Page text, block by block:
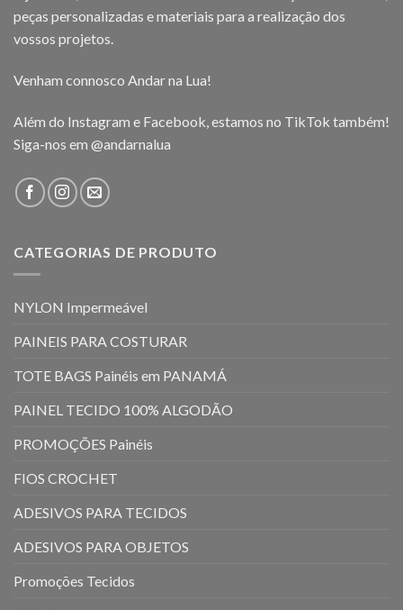
peças personalizadas e materiais para a realização dos
vossos projetos.
Venham connosco Andar na Lua!
Além do Instagram e Facebook, estamos no TikTok também!
Siga-nos em @andarnalua
CATEGORIAS DE PRODUTO
NYLON Impermeável
PAINEIS PARA COSTURAR
TOTE BAGS Painéis em PANAMÁ
PAINEL TECIDO 100% ALGODÃO
PROMOÇÕES Painéis
FIOS CROCHET
ADESIVOS PARA TECIDOS
ADESIVOS PARA OBJETOS
Promoções Tecidos